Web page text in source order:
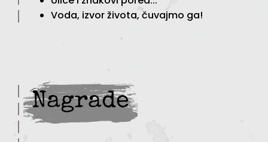
Voda, izvor života, čuvajmo ga!
Nagrade